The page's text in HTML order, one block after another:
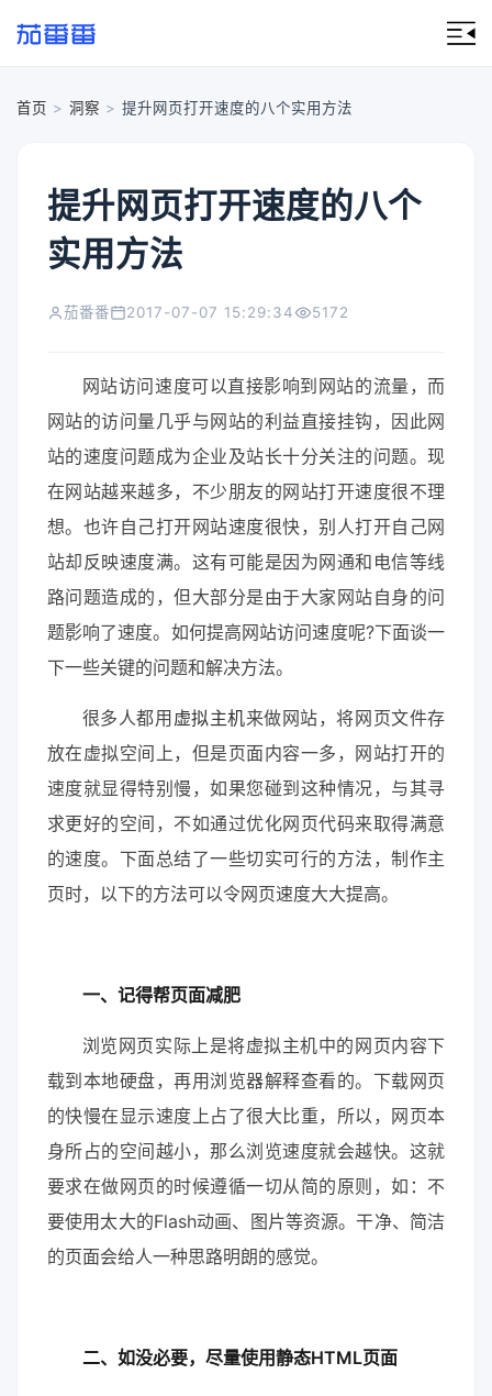
首页 > 洞察 > 提升网页打开速度的八个实用方法
提升网页打开速度的八个
实用方法
茄番番 2017-07-07 15:29:34 5172
网站访问速度可以直接影响到网站的流量，而
网站的访问量几乎与网站的利益直接挂钩，因此网
站的速度问题成为企业及站长十分关注的问题。现
在网站越来越多，不少朋友的网站打开速度很不理
想。也许自己打开网站速度很快，别人打开自己网
站却反映速度满。这有可能是因为网通和电信等线
路问题造成的，但大部分是由于大家网站自身的问
题影响了速度。如何提高网站访问速度呢?下面谈一
下一些关键的问题和解决方法。
很多人都用 虚拟主机来做网站，将网页文件存
放在虚拟空间上，但是页面内容一多，网站打开的
速度就显得特别慢，如果您碰到这种情况，与其寻
求更好的空间，不如通过优化网页代码来取得满意
的速度。下面总结了一些切实可行的方法，制作主
页时，以下的方法可以令网页速度大大提高。
一、记得帮页面减肥
浏览网页实际上是将虚拟主机中的网页内容下
载到本地硬盘，再用浏览器解释查看的。下载网页
的快慢在显示速度上占了很大比重，所以，网页本
身所占的空间越小，那么浏览速度就会越快。这就
要求在做网页的时候遵循一切从简的原则，如：不
要使用太大的Flash动画、图片等资源。干净、简洁
的页面会给人一种思路明朗的感觉。
二、如没必要，尽量使用静态HTML页面